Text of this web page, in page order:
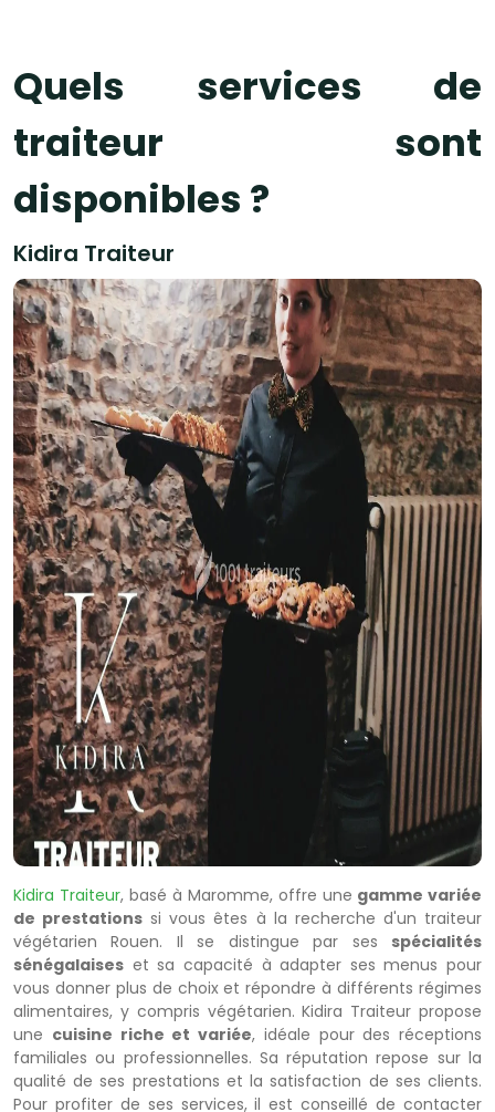
Quels services de
traiteur sont
disponibles ?
Kidira Traiteur
Kidira Traiteur, basé à Maromme, offre une gamme variée
de prestations si vous êtes à la recherche d'un traiteur
végétarien Rouen. Il se distingue par ses spécialités
sénégalaises et sa capacité à adapter ses menus pour
vous donner plus de choix et répondre à différents régimes
alimentaires, y compris végétarien. Kidira Traiteur propose
une cuisine riche et variée, idéale pour des réceptions
familiales ou professionnelles. Sa réputation repose sur la
qualité de ses prestations et la satisfaction de ses clients.
Pour profiter de ses services, il est conseillé de contacter